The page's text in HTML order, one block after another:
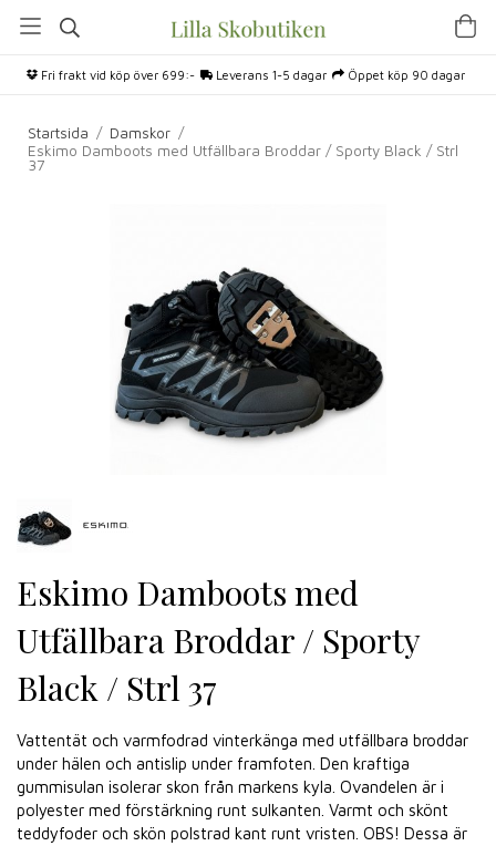
Fri frakt vid köp över 699:- Leverans 1-5 dagar Öppet köp 90 dagar
Startsida / Damskor /
Eskimo Damboots med Utfällbara Broddar / Sporty Black / Strl
37
Eskimo Damboots med
Utfällbara Broddar / Sporty
Black / Strl 37
Vattentät och varmfodrad vinterkänga med utfällbara broddar
under hälen och antislip under framfoten. Den kraftiga
gummisulan isolerar skon från markens kyla. Ovandelen är i
polyester med förstärkning runt sulkanten. Varmt och skönt
teddyfoder och skön polstrad kant runt vristen. OBS! Dessa är